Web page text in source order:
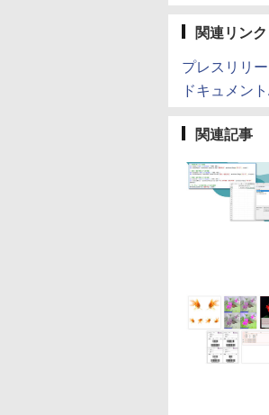
関連リンク
プレスリリ
ドキュメン
関連記事